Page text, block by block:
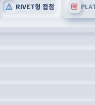
RIVET형 접점